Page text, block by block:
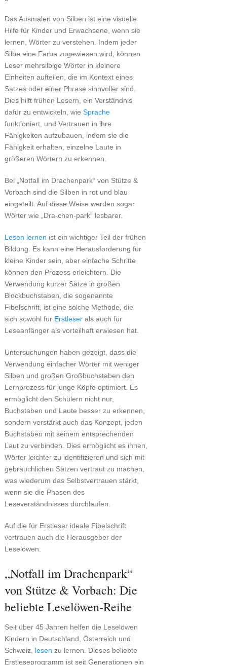
Das Ausmalen von Silben ist eine visuelle
Hilfe für Kinder und Erwachsene, wenn sie
lernen, Wörter zu verstehen. Indem jeder
Silbe eine Farbe zugewiesen wird, können
Leser mehrsilbige Wörter in kleinere
Einheiten aufteilen, die im Kontext eines
Satzes oder einer Phrase sinnvoller sind.
Dies hilft frühen Lesern, ein Verständnis
dafür zu entwickeln, wie Sprache
funktioniert, und Vertrauen in ihre
Fähigkeiten aufzubauen, indem sie die
Fähigkeit erhalten, einzelne Laute in
größeren Wörtern zu erkennen.
Bei „Notfall im Drachenpark“ von Stütze &
Vorbach sind die Silben in rot und blau
eingeteilt. Auf diese Weise werden sogar
Wörter wie „Dra-chen-park“ lesbarer.
Lesen lernen ist ein wichtiger Teil der frühen
Bildung. Es kann eine Herausforderung für
kleine Kinder sein, aber einfache Schritte
können den Prozess erleichtern. Die
Verwendung kurzer Sätze in großen
Blockbuchstaben, die sogenannte
Fibelschrift, ist eine solche Methode, die
sich sowohl für Erstleserals auch für
Leseanfänger als vorteilhaft erwiesen hat.
Untersuchungen haben gezeigt, dass die
Verwendung einfacher Wörter mit weniger
Silben und großen Großbuchstaben den
Lernprozess für junge Köpfe optimiert. Es
ermöglicht den Schülern nicht nur,
Buchstaben und Laute besser zu erkennen,
sondern verstärkt auch das Konzept, jeden
Buchstaben mit seinem entsprechenden
Laut zu verbinden. Dies ermöglicht es ihnen,
Wörter leichter zu identifizieren und sich mit
gebräuchlichen Sätzen vertraut zu machen,
was wiederum das Selbstvertrauen stärkt,
wenn sie die Phasen des
Leseverständnisses durchlaufen.
Auf die für Erstleser ideale Fibelschrift
vertrauen auch die Herausgeber der
Leselöwen.
„Notfall im Drachenpark“
von Stütze & Vorbach: Die
beliebte Leselöwen-Reihe
Seit über 45 Jahren helfen die Leselöwen
Kindern in Deutschland, Österreich und
Schweiz, lesen zu lernen. Dieses beliebte
Erstleseprogramm ist seit Generationen ein